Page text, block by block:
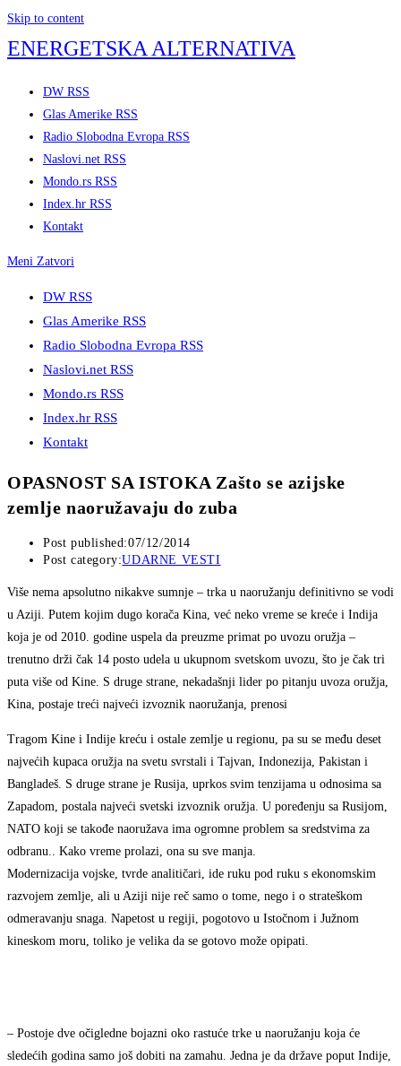
Skip to content
ENERGETSKA ALTERNATIVA
DW RSS
Glas Amerike RSS
Radio Slobodna Evropa RSS
Naslovi.net RSS
Mondo.rs RSS
Index.hr RSS
Kontakt
Meni Zatvori
DW RSS
Glas Amerike RSS
Radio Slobodna Evropa RSS
Naslovi.net RSS
Mondo.rs RSS
Index.hr RSS
Kontakt
OPASNOST SA ISTOKA Zašto se azijske
zemlje naoružavaju do zuba
Post published:07/12/2014
Post category:UDARNE VESTI
Više nema apsolutno nikakve sumnje – trka u naoružanju definitivno se vodi
u Aziji. Putem kojim dugo korača Kina, već neko vreme se kreće i Indija
koja je od 2010. godine uspela da preuzme primat po uvozu oružja –
trenutno drži čak 14 posto udela u ukupnom svetskom uvozu, što je čak tri
puta više od Kine. S druge strane, nekadašnji lider po pitanju uvoza oružja,
Kina, postaje treći najveći izvoznik naoružanja, prenosi
Tragom Kine i Indije kreću i ostale zemlje u regionu, pa su se među deset
najvećih kupaca oružja na svetu svrstali i Tajvan, Indonezija, Pakistan i
Bangladeš. S druge strane je Rusija, uprkos svim tenzijama u odnosima sa
Zapadom, postala najveći svetski izvoznik oružja. U poređenju sa Rusijom,
NATO koji se takođe naoružava ima ogromne problem sa sredstvima za
odbranu.. Kako vreme prolazi, ona su sve manja.
Modernizacija vojske, tvrde analitičari, ide ruku pod ruku s ekonomskim
razvojem zemlje, ali u Aziji nije reč samo o tome, nego i o strateškom
odmeravanju snaga. Napetost u regiji, pogotovo u Istočnom i Južnom
kineskom moru, toliko je velika da se gotovo može opipati.
– Postoje dve očigledne bojazni oko rastuće trke u naoružanju koja će
sledećih godina samo još dobiti na zamahu. Jedna je da države poput Indije,